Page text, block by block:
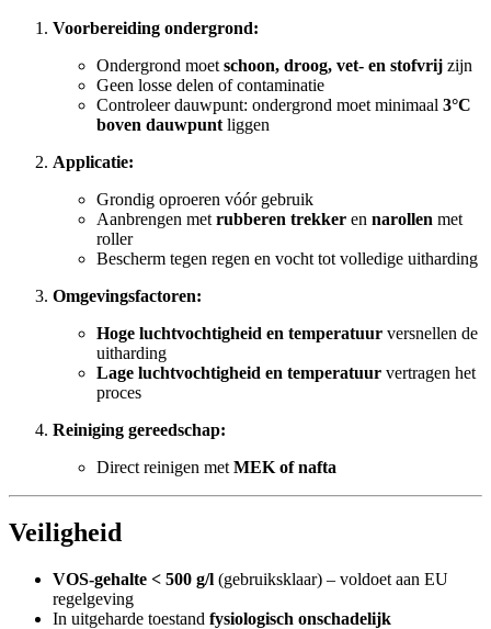
Voorbereiding ondergrond:
Ondergrond moet schoon, droog, vet- en stofvrij zijn
Geen losse delen of contaminatie
Controleer dauwpunt: ondergrond moet minimaal 3°C
boven dauwpunt liggen
Applicatie:
Grondig oproeren vóór gebruik
Aanbrengen met rubberen trekker en narollen met
roller
Bescherm tegen regen en vocht tot volledige uitharding
Omgevingsfactoren:
Hoge luchtvochtigheid en temperatuur versnellen de
uitharding
Lage luchtvochtigheid en temperatuur vertragen het
proces
Reiniging gereedschap:
Direct reinigen met MEK of nafta
Veiligheid
VOS-gehalte < 500 g/l (gebruiksklaar) – voldoet aan EU
regelgeving
In uitgeharde toestand fysiologisch onschadelijk